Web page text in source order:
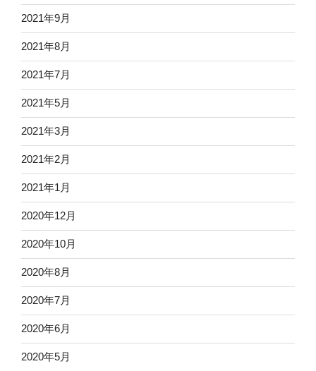
2021年9月
2021年8月
2021年7月
2021年5月
2021年3月
2021年2月
2021年1月
2020年12月
2020年10月
2020年8月
2020年7月
2020年6月
2020年5月